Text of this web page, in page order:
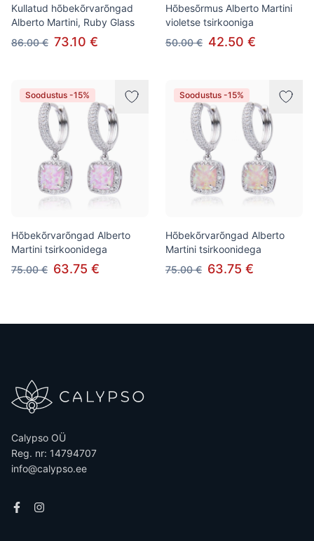
Kullatud hõbekõrvarõngad
Alberto Martini, Ruby Glass
86.00 € 73.10 €
Hõbesõrmus Alberto Martini
violetse tsirkooniga
50.00 € 42.50 €
Soodustus -15%
Hõbekõrvarõngad Alberto
Martini tsirkoonidega
75.00 € 63.75 €
Soodustus -15%
Hõbekõrvarõngad Alberto
Martini tsirkoonidega
75.00 € 63.75 €
Calypso OÜ
Reg. nr: 14794707
info@calypso.ee